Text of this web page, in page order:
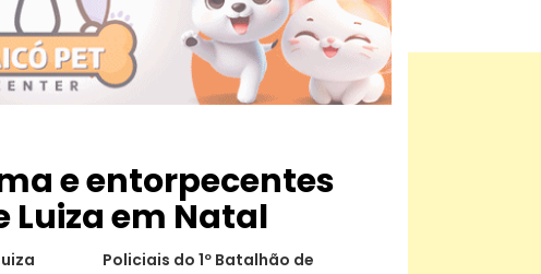
e entorpecentes
Luiza em Natal
Policiais do 1º Batalhão de